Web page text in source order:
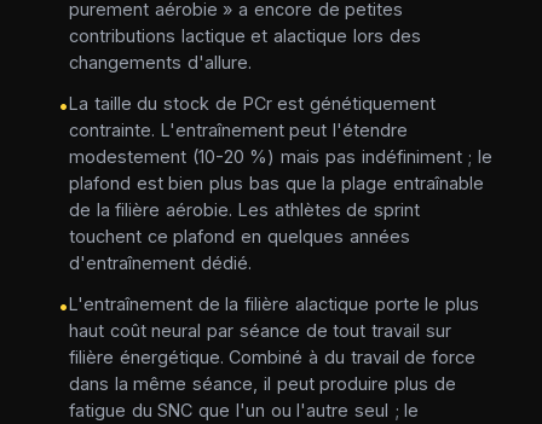
purement aérobie » a encore de petites
contributions lactique et alactique lors des
changements d'allure.
•La taille du stock de PCr est génétiquement
contrainte. L'entraînement peut l'étendre
modestement (10-20 %) mais pas indéfiniment ; le
plafond est bien plus bas que la plage entraînable
de la filière aérobie. Les athlètes de sprint
touchent ce plafond en quelques années
d'entraînement dédié.
•L'entraînement de la filière alactique porte le plus
haut coût neural par séance de tout travail sur
filière énergétique. Combiné à du travail de force
dans la même séance, il peut produire plus de
fatigue du SNC que l'un ou l'autre seul ; le